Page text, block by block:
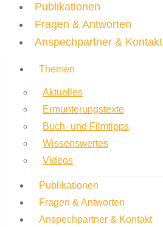
Publikationen
Fragen & Antworten
Anspechpartner & Kontakt
Themen
Aktuelles
Ermunterungstexte
Buch- und Filmtipps
Wissenswertes
Videos
Publikationen
Fragen & Antworten
Anspechpartner & Kontakt